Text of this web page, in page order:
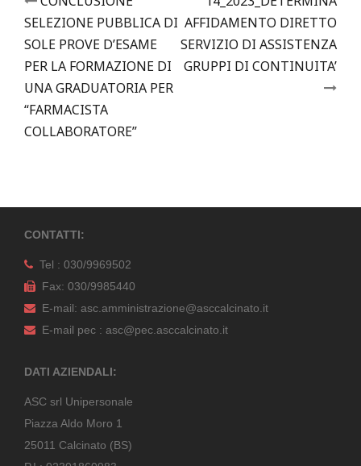
navigation
SELEZIONE PUBBLICA DI
SOLE PROVE D’ESAME
PER LA FORMAZIONE DI
UNA GRADUATORIA PER
“FARMACISTA
COLLABORATORE”
AFFIDAMENTO DIRETTO
SERVIZIO DI ASSISTENZA
GRUPPI DI CONTINUITA’
CONTATTI:
Tel : 030/9969502
Fax: 030/9985440
E-mail: asc.amministrazione@asccalcinato.it
E-mail pec : asc@pec.asccalcinato.it
DATI AZIENDALI:
ASC srl Unipersonale
Piazza Aldo Moro 1
25011 Calcinato (BS)